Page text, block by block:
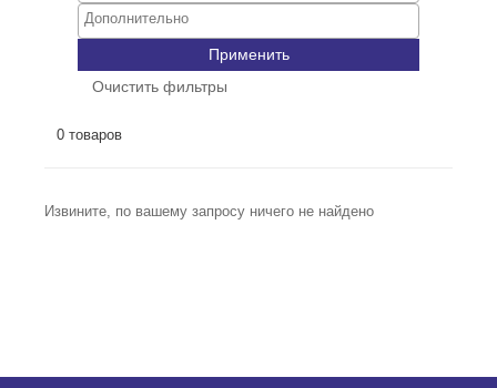
Применить
Очистить фильтры
0 товаров
Извините, по вашему запросу ничего не найдено